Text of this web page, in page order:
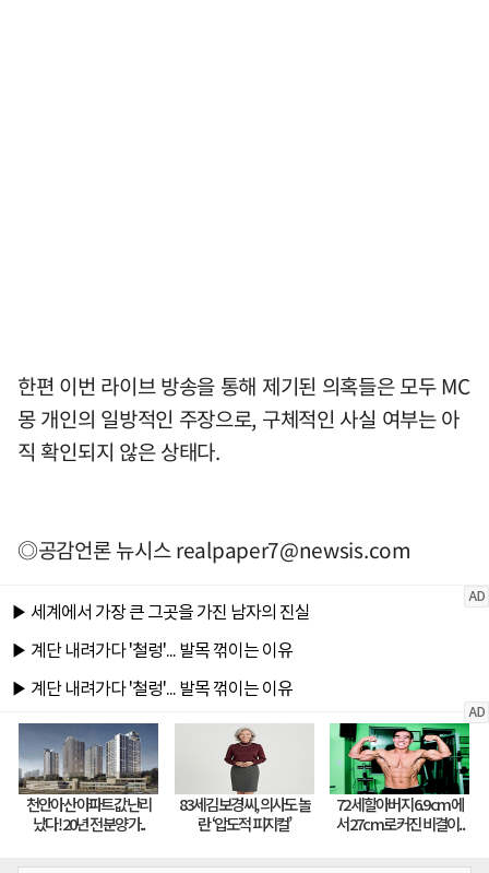
한편 이번 라이브 방송을 통해 제기된 의혹들은 모두 MC
몽 개인의 일방적인 주장으로, 구체적인 사실 여부는 아
직 확인되지 않은 상태다.
◎공감언론 뉴시스realpaper7@newsis.com